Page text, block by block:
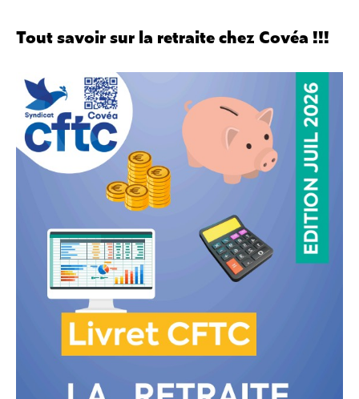
Tout savoir sur la retraite chez Covéa !!!